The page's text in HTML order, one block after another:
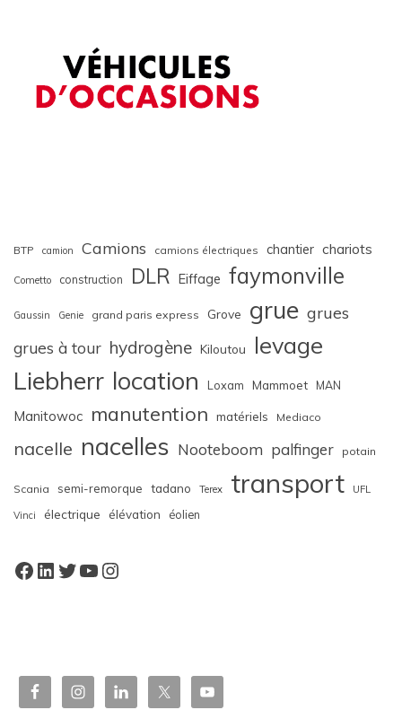
BTP camion Camions camions électriques chantier chariots
Cometto construction DLR Eiffage faymonville
Gaussin Genie grand paris express Grove grue grues
grues à tour hydrogène Kiloutou levage
Liebherr location Loxam Mammoet MAN
Manitowoc manutention matériels Mediaco
nacelle nacelles Nooteboom palfinger potain
Scania semi-remorque tadano Terex transport UFL
Vinci électrique élévation éolien
Facebook
LinkedIn
Twitter
YouTube
Instagram